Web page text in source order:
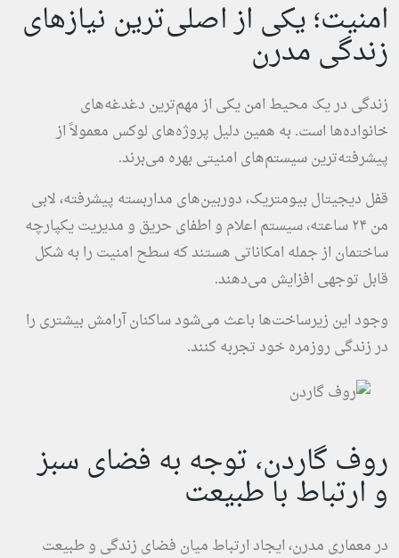
امنیت؛ یکی از اصلی‌ترین نیازهای
زندگی مدرن
زندگی در یک محیط امن یکی از مهم‌ترین دغدغه‌های
خانواده‌ها است. به همین دلیل پروژه‌های لوکس معمولاً از
پیشرفته‌ترین سیستم‌های امنیتی بهره می‌برند.
قفل دیجیتال بیومتریک، دوربین‌های مداربسته پیشرفته، لابی
من ۲۴ ساعته، سیستم اعلام و اطفای حریق و مدیریت یکپارچه
ساختمان از جمله امکاناتی هستند که سطح امنیت را به شکل
قابل توجهی افزایش می‌دهند.
وجود این زیرساخت‌ها باعث می‌شود ساکنان آرامش بیشتری را
در زندگی روزمره خود تجربه کنند.
روف گاردن، توجه به فضای سبز
و ارتباط با طبیعت
در معماری مدرن، ایجاد ارتباط میان فضای زندگی و طبیعت